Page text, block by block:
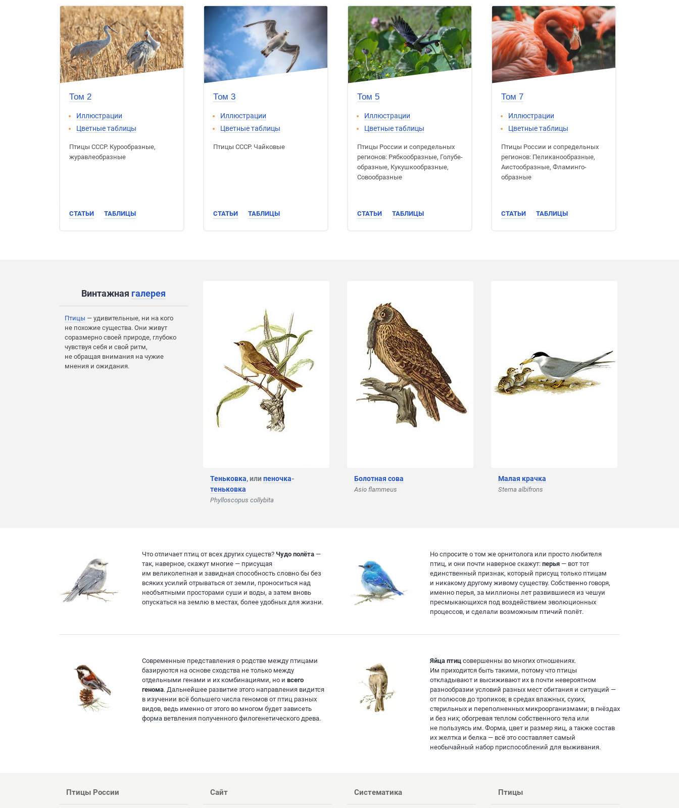
Том 2
Иллюстрации
Цветные таблицы
Птицы СССР. Курообразные,
журавлеобразные
СТАТЬИ ТАБЛИЦЫ
Том 3
Иллюстрации
Цветные таблицы
Птицы СССР. Чайковые
СТАТЬИ ТАБЛИЦЫ
Том 5
Иллюстрации
Цветные таблицы
Птицы России и сопредельных
регионов: Рябко­образные, Голубе­
образные, Кукушко­образные,
Сово­образные
СТАТЬИ ТАБЛИЦЫ
Том 7
Иллюстрации
Цветные таблицы
Птицы России и сопредельных
регионов: Пеликано­образные,
Аисто­образные, Фламинго­
образные
СТАТЬИ ТАБЛИЦЫ
Винтажная галерея
Птицы — удивительные, ни на кого
не похожие существа. Они живут
соразмерно своей природе, глубоко
чувствуя себя и свой ритм,
не обращая внимания на чужие
мнения и ожидания.
Теньковка, илипеночка-
теньковка
Phylloscopus collybita
Болотная сова
Asio flammeus
Малая крачка
Sterna albifrons
Что отличает птиц от всех других существ? Чудо полёта —
так, наверное, скажут многие — присущая
им великолепная и завидная способность словно бы без
всяких усилий отрываться от земли, проноситься над
необъятными просторами суши и воды, а затем вновь
опускаться на землю в местах, более удобных для жизни.
Но спросите о том же орнитолога или просто любителя
птиц, и они почти наверное скажут: перья — вот тот
единственный признак, который присущ только птицам
и никакому другому живому существу. Собственно говоря,
именно перья, за миллионы лет развившиеся из чешуи
пресмыкающихся под воздействием эволюционных
процессов, и сделали возможным птичий полёт.
Современные представления о родстве между птицами
базируются на основе сходства не только между
отдельными генами и их комбинациями, но и всего
генома. Дальнейшее развитие этого направления видится
в изучении всё большего числа геномов от птиц разных
видов, ведь именно от этого во многом будет зависеть
форма ветвления полученного филогенетического древа.
Яйца птиц совершенны во многих отношениях.
Им приходится быть такими, потому что птицы
откладывают и высиживают их в почти невероятном
разнообразии условий разных мест обитания и ситуаций —
от полюсов до тропиков; в средах влажных, сухих,
стерильных и переполненных микроорганизмами; в гнёздах
и без них; обогревая теплом собственного тела или
не пользуясь им. Форма, цвет и размер яиц, а также состав
их желтка и белка — всё это составляет самый
необычайный набор приспособлений для выживания.
Птицы России Сайт Систематика Птицы